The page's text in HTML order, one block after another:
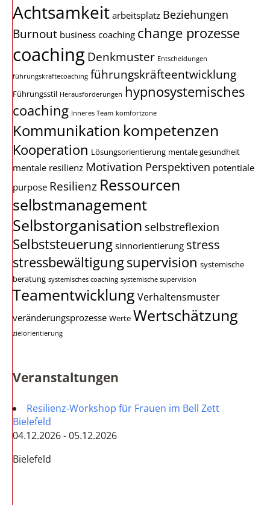
Achtsamkeit arbeitsplatz Beziehungen
Burnout business coaching change prozesse
coachingDenkmuster Entscheidungen
führungskräftecoaching führungskräfteentwicklung
Führungsstil Herausforderungen hypnosystemisches
coaching Inneres Team komfortzone
Kommunikation kompetenzen
Kooperation Lösungsorientierung mentale gesundheit
mentale resilienz Motivation Perspektiven potentiale
purpose Resilienz Ressourcen
selbstmanagement
Selbstorganisation selbstreflexion
Selbststeuerung sinnorientierung stress
stressbewältigungsupervision systemische
beratung systemisches coaching systemische supervision
Teamentwicklung Verhaltensmuster
veränderungsprozesse Werte Wertschätzung
zielorientierung
Veranstaltungen
Resilienz-Workshop für Frauen im Bell Zett
Bielefeld
04.12.2026 - 05.12.2026
Bielefeld